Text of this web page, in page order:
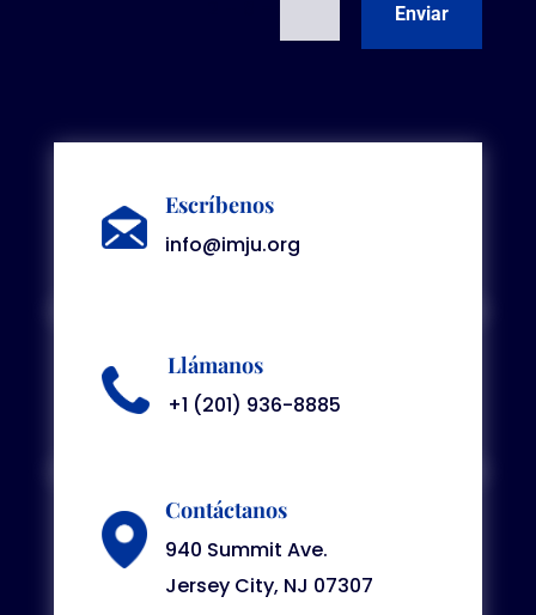
Enviar
Escríbenos
info@imju.org
Llámanos
+1 (201) 936-8885
Contáctanos
940 Summit Ave.
Jersey City, NJ 07307